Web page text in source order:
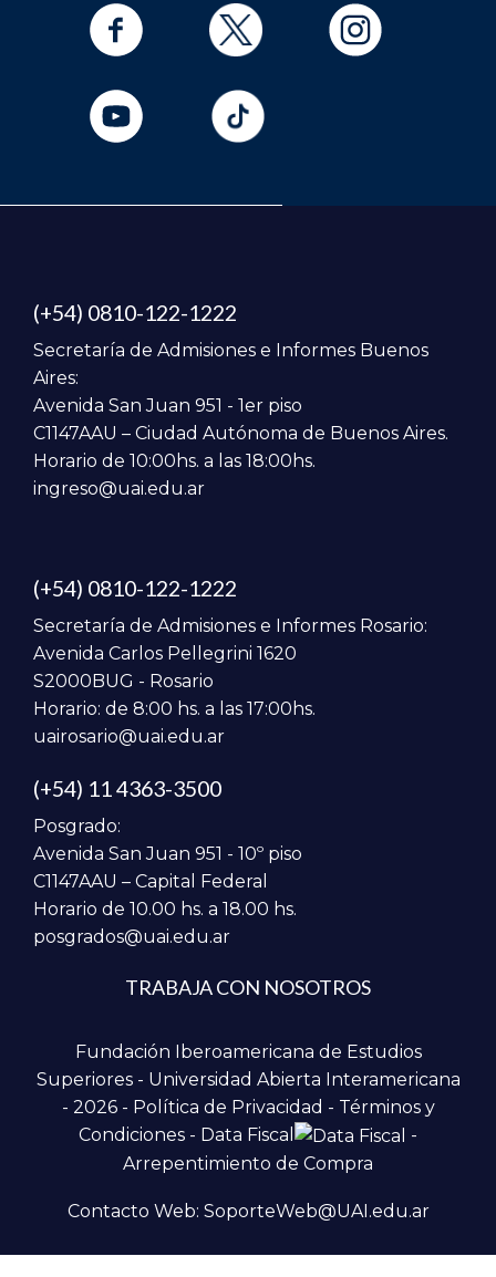
(+54) 0810-122-1222
Secretaría de Admisiones e Informes Buenos
Aires:
Avenida San Juan 951 - 1er piso
C1147AAU – Ciudad Autónoma de Buenos Aires.
Horario de 10:00hs. a las 18:00hs.
ingreso@uai.edu.ar
(+54) 0810-122-1222
Secretaría de Admisiones e Informes Rosario:
Avenida Carlos Pellegrini 1620
S2000BUG - Rosario
Horario: de 8:00 hs. a las 17:00hs.
uairosario@uai.edu.ar
(+54) 11 4363-3500
Posgrado:
Avenida San Juan 951 - 10º piso
C1147AAU – Capital Federal
Horario de 10.00 hs. a 18.00 hs.
posgrados@uai.edu.ar
TRABAJA CON NOSOTROS
Fundación Iberoamericana de Estudios
Superiores - Universidad Abierta Interamericana
- 2026 - Política de Privacidad - Términos y
Condiciones - Data Fiscal
-
Arrepentimiento de Compra
Contacto Web: SoporteWeb@UAI.edu.ar